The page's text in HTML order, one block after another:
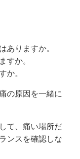
ありますか。
すか。
か。
の原因を一緒に
て、痛い場所だ
ンスを確認しな